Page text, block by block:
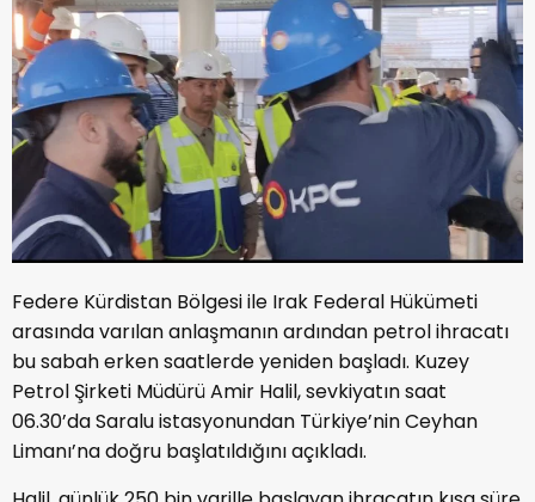
Federe Kürdistan Bölgesi ile Irak Federal Hükümeti
arasında varılan anlaşmanın ardından petrol ihracatı
bu sabah erken saatlerde yeniden başladı. Kuzey
Petrol Şirketi Müdürü Amir Halil, sevkiyatın saat
06.30’da Saralu istasyonundan Türkiye’nin Ceyhan
Limanı’na doğru başlatıldığını açıkladı.